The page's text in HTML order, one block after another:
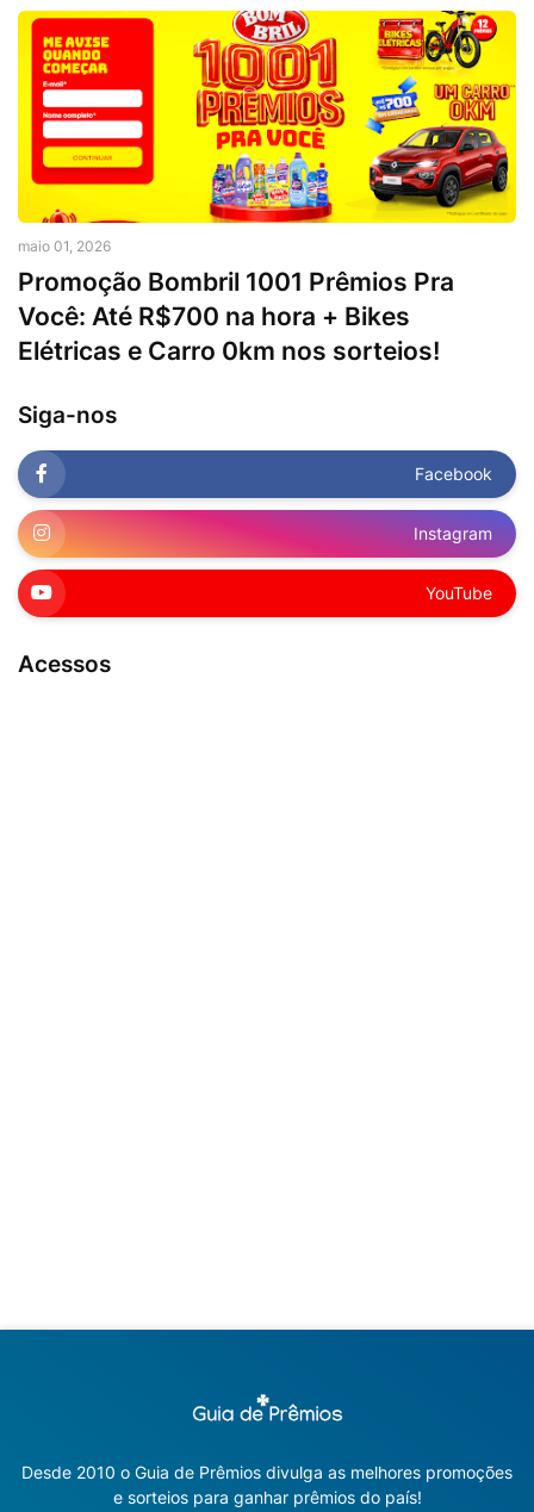
maio 01, 2026
Promoção Bombril 1001 Prêmios Pra
Você: Até R$700 na hora + Bikes
Elétricas e Carro 0km nos sorteios!
Siga-nos
Facebook
Instagram
YouTube
Acessos
Desde 2010 o Guia de Prêmios divulga as melhores promoções
e sorteios para ganhar prêmios do país!